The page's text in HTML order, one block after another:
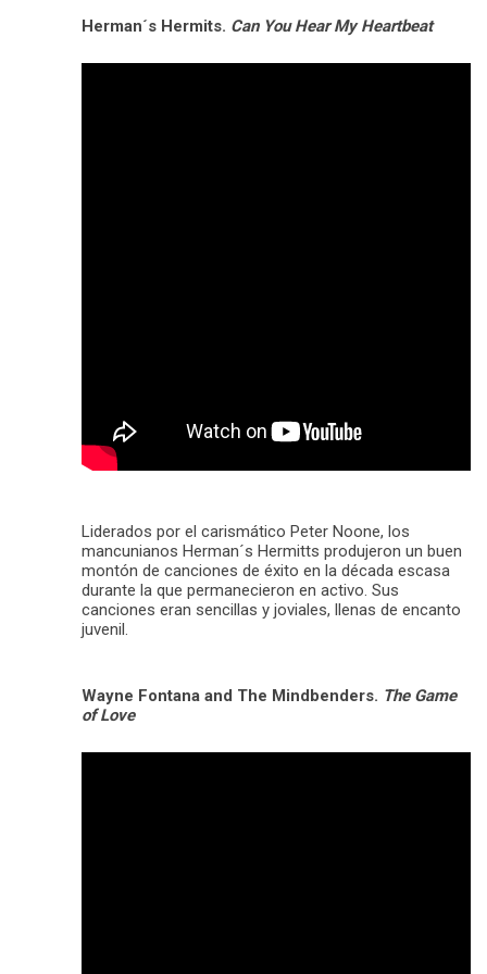
Herman´s Hermits. Can You Hear My Heartbeat
Liderados por el carismático Peter Noone, los
mancunianos Herman´s Hermitts produjeron un buen
montón de canciones de éxito en la década escasa
durante la que permanecieron en activo. Sus
canciones eran sencillas y joviales, llenas de encanto
juvenil.
Wayne Fontana and The Mindbenders. The Game
of Love